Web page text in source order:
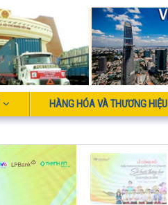
HÀNG HÓA VÀ THƯƠNG HIỆU